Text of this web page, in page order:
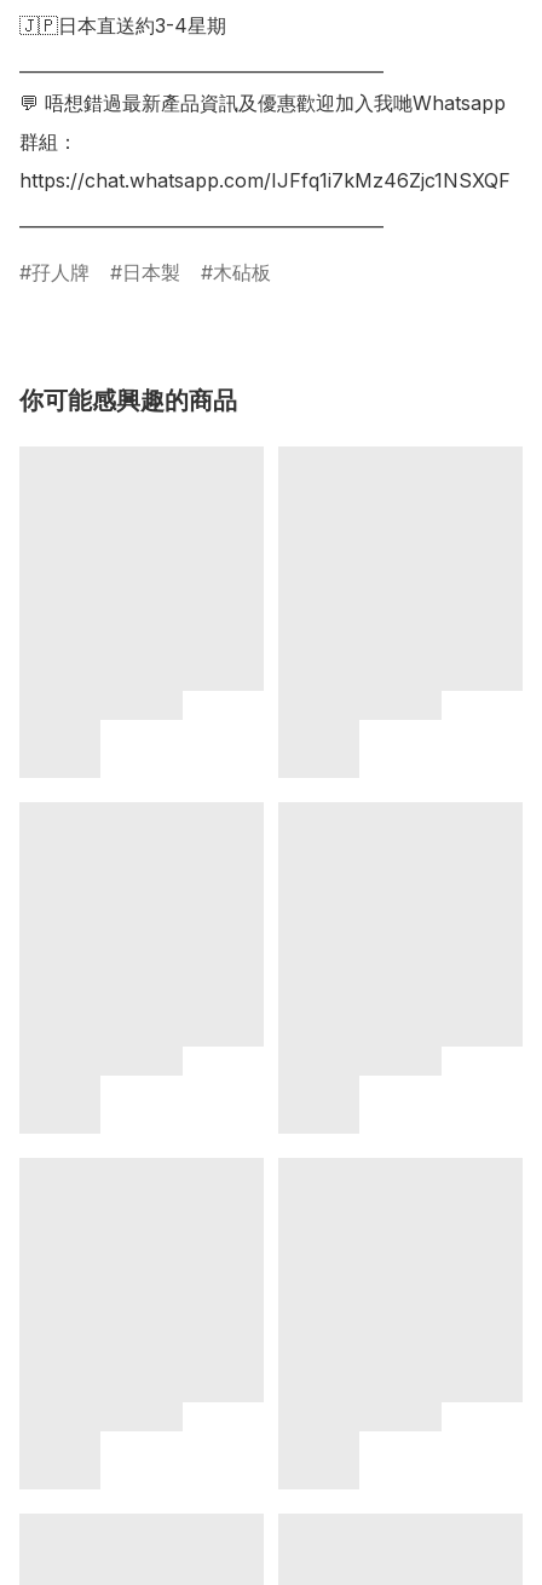
🇯🇵日本直送約3-4星期
💬 唔想錯過最新產品資訊及優惠歡迎加入我哋Whatsapp
群組：
https://chat.whatsapp.com/IJFfq1i7kMz46Zjc1NSXQF
孖人牌 日本製 木砧板
你可能感興趣的商品